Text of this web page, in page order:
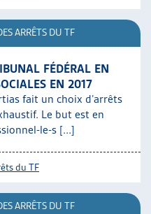
ARRÊTS DU TF
FÉDÉRAL EN
EN 2017
fait un choix d’arrêts
Le but est en
le-s [...]
du TF
ARRÊTS DU TF